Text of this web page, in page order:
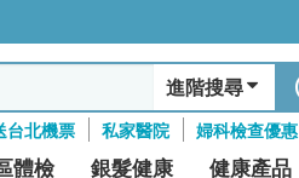
進階搜尋
台北機票 私家醫院 婦科檢查優惠
體檢 銀髮健康 健康產品